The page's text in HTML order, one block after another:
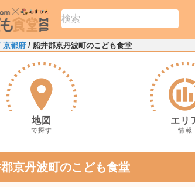
京都府 / 船井郡京丹波町のこども食堂
地図
で探す
エリ
情報
京丹波町のこども食堂